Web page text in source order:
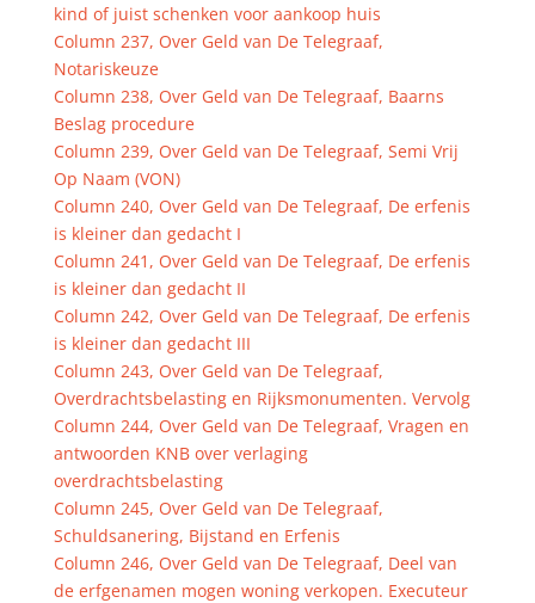
kind of juist schenken voor aankoop huis
Column 237, Over Geld van De Telegraaf,
Notariskeuze
Column 238, Over Geld van De Telegraaf, Baarns
Beslag procedure
Column 239, Over Geld van De Telegraaf, Semi Vrij
Op Naam (VON)
Column 240, Over Geld van De Telegraaf, De erfenis
is kleiner dan gedacht I
Column 241, Over Geld van De Telegraaf, De erfenis
is kleiner dan gedacht II
Column 242, Over Geld van De Telegraaf, De erfenis
is kleiner dan gedacht III
Column 243, Over Geld van De Telegraaf,
Overdrachtsbelasting en Rijksmonumenten. Vervolg
Column 244, Over Geld van De Telegraaf, Vragen en
antwoorden KNB over verlaging
overdrachtsbelasting
Column 245, Over Geld van De Telegraaf,
Schuldsanering, Bijstand en Erfenis
Column 246, Over Geld van De Telegraaf, Deel van
de erfgenamen mogen woning verkopen. Executeur